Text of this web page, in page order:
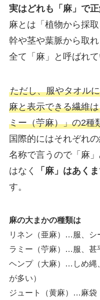
実はどれも「麻」で正
麻とは「植物から採
幹や茎や葉脈から取
全て「麻」と呼ばれて
ただし、服やタオル
麻と表示できる繊維
ミー（苧麻）」の2種
国際的にはそれぞれ
名称で言うので「麻
はなく
「麻」はあく
す。
麻の大まかの種類は
リネン（亜麻）…服、シ
ラミー（苧麻）…服、甚
ヘンプ（大麻）…しめ縄
が多い）
ジュート（黄麻）…麻袋